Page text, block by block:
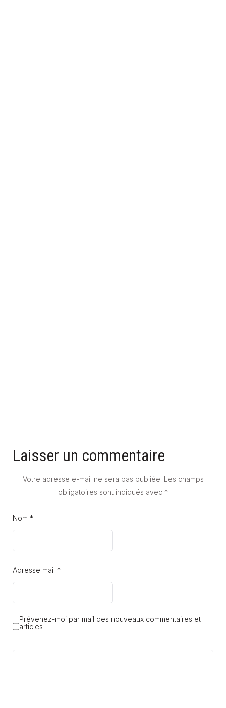
Laisser un commentaire
Votre adresse e-mail ne sera pas publiée. Les champs
obligatoires sont indiqués avec *
Nom *
Adresse mail *
Prévenez-moi par mail des nouveaux commentaires et
articles